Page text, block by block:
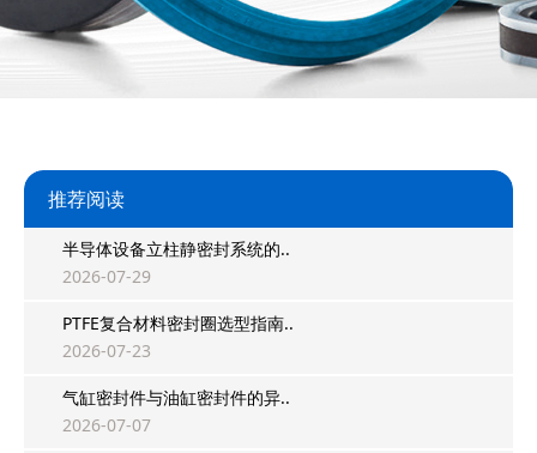
推荐阅读
半导体设备立柱静密封系统的..
2026-07-29
PTFE复合材料密封圈选型指南..
2026-07-23
气缸密封件与油缸密封件的异..
2026-07-07